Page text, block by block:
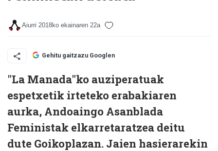
Aiurri 2018ko ekainaren 22a
Gehitu gaitzazu Googlen
"La Manada"ko auziperatuak
espetxetik irteteko erabakiaren
aurka, Andoaingo Asanblada
Feministak elkarretaratzea deitu
dute Goikoplazan. Jaien hasierarekin